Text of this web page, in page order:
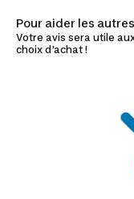
Pour aider les
Votre avis sera utile
choix d'achat !